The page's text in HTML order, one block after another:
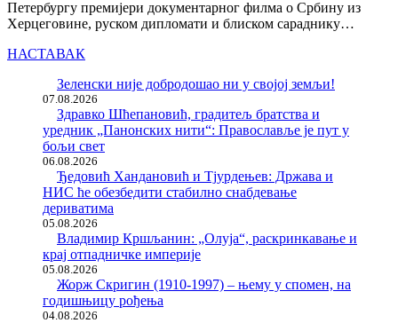
Петербургу премијери документарног филма о Србину из
Херцеговине, руском дипломати и блиском сараднику…
НАСТАВАК
Зеленски није добродошао ни у својој земљи!
07.08.2026
Здравко Шћепановић, градитељ братства и
уредник „Панонских нити“: Православље је пут у
бољи свет
06.08.2026
Ђедовић Хандановић и Тјурдењев: Држава и
НИС ће обезбедити стабилно снабдевање
дериватима
05.08.2026
Владимир Кршљанин: „Олуја“, раскринкавање и
крај отпадничке империје
05.08.2026
Жорж Скригин (1910-1997) – њему у спомен, на
годишњицу рођења
04.08.2026